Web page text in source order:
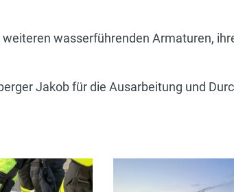
wasserführenden Armaturen,
Jakob für die Ausarbeitung und